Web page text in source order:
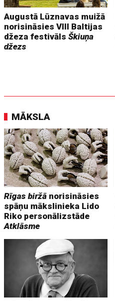
Augustā Lūznavas muižā
norisināsies VIII Baltijas
džeza festivālsŠkiuņa
džezs
MĀKSLA
Rīgas biržā norisināsies
spāņu mākslinieka Lido
Riko personālizstāde
Atklāsme